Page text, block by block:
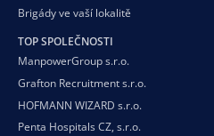
Brigády ve vaší lokalitě
TOP SPOLEČNOSTI
ManpowerGroup s.r.o.
Grafton Recruitment s.r.o.
HOFMANN WIZARD s.r.o.
Penta Hospitals CZ, s.r.o.